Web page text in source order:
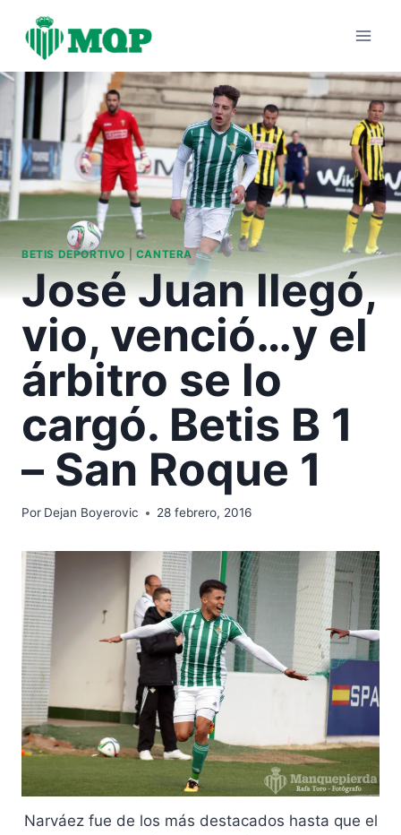
contenido
BETIS DEPORTIVO CANTERA
José Juan llegó,
vio, venció…y el
árbitro se lo
cargó. Betis B 1
– San Roque 1
Por Dejan Boyerovic 28 febrero, 2016
Narváez fue de los más destacados hasta que el